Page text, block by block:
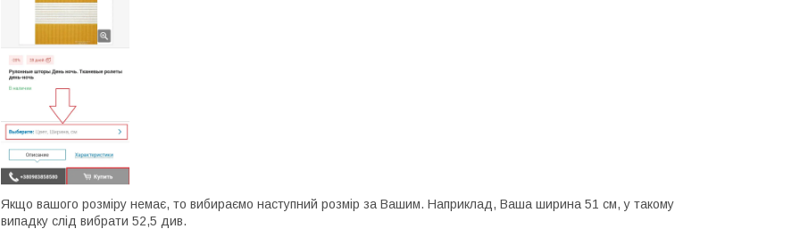
Якщо вашого розміру немає, то вибираємо наступний розмір за Вашим. Наприклад, Ваша ширина 51 см, у такому
випадку слід вибрати 52,5 див.